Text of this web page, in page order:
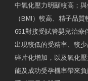
中氧化壓力明顯較高；
（BMI）較高、精子品
651對接受試管嬰兒治療
出現較低的受精率、較
碎片化增加，以及氧化
能及成功受孕機率帶來負